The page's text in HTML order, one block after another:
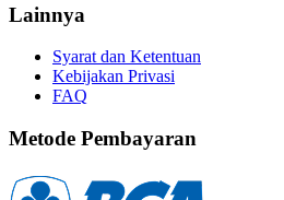
Lainnya
Syarat dan Ketentuan
Kebijakan Privasi
FAQ
Metode Pembayaran